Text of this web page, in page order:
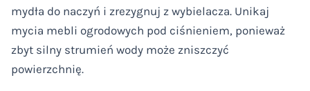
mydła do naczyń i zrezygnuj z wybielacza. Unikaj
mycia mebli ogrodowych pod ciśnieniem, ponieważ
zbyt silny strumień wody może zniszczyć
powierzchnię.